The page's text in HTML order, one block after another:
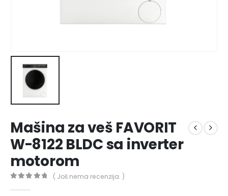
Mašina za veš FAVORIT
W-8122 BLDC sa inverter
motorom
( Još nema recenzija. )